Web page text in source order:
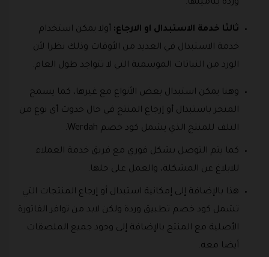
وردة بتأمينها.
ثالثا خدمة الاستبدال او الارجاع: أولا يمكن استخدام
خدمة الاستبدال في العديد من الأوقات وذلك نظرا لأن
الورد من النباتات الموسمية التي لا تتواجد طول العام.
وهنا يمكن استبدال بعض الأنواع مع غيرها، كما يسمح
المتجر باستبدال أو إرجاع المنتج في حال حدوث أي نوع من
التلف للمنتج الذي يشمل كود خصم Werdah.
كما يتم التوصل بشكل فوري مع فريق خدمة العملاء
للابلاغ عن المشكلة، والعمل على حلها.
هذا بالإضافة إلى إمكانية استبدال أو إرجاع المنتجات التي
تشمل كود خصم تطبيق وردة ولكن لابد من توافر الفاتورة
الأصلية مع المنتج بالإضافة إلى وجود جميع الملصقات
أيضا معه.